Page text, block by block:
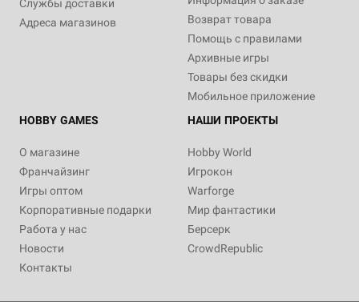
Службы доставки
Адреса магазинов
Возврат товара
Помощь с правилами
Архивные игры
Товары без скидки
Мобильное приложение
HOBBY GAMES
О магазине
Франчайзинг
Игры оптом
Корпоративные подарки
Работа у нас
Новости
Контакты
НАШИ ПРОЕКТЫ
Hobby World
Игрокон
Warforge
Мир фантастики
Берсерк
CrowdRepublic